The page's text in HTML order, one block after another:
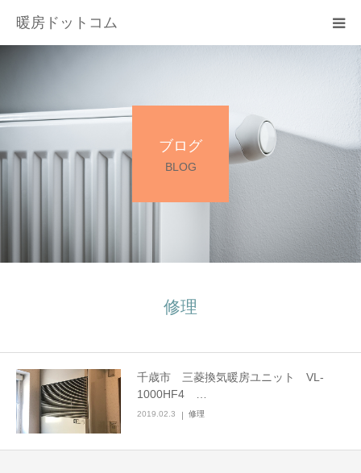
暖房ドットコム
ブログ
BLOG
修理
千歳市 三菱換気暖房ユニット VL-
1000HF4 …
2019.02.3 修理
サービス一覧
その他サービス